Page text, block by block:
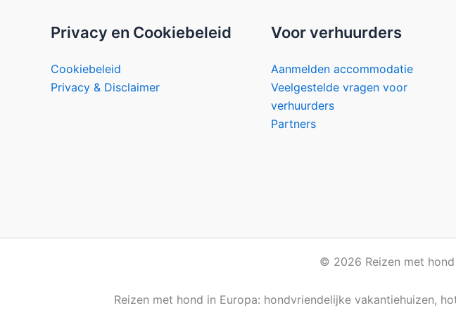
Privacy en Cookiebeleid
Cookiebeleid
Privacy & Disclaimer
Voor verhuurders
Aanmelden accommodatie
Veelgestelde vragen voor
verhuurders
Partners
© 2026 Reizen met
Reizen met hond in Europa: hondvriendelijke vakantiehuizen,